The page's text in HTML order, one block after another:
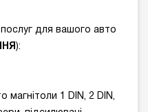
для вашого авто
):
1 DIN, 2 DIN,